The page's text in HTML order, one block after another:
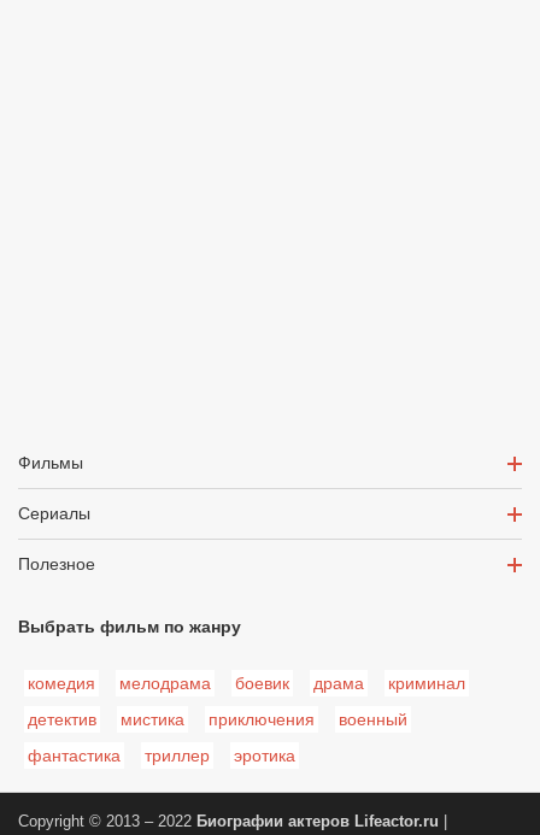
Фильмы
Сериалы
Полезное
Выбрать фильм по жанру
комедия мелодрама боевик драма
криминал
детектив
мистика приключения
военный
фантастика
триллер эротика
Copyright © 2013 – 2022 Биографии актеров Lifeactor.ru